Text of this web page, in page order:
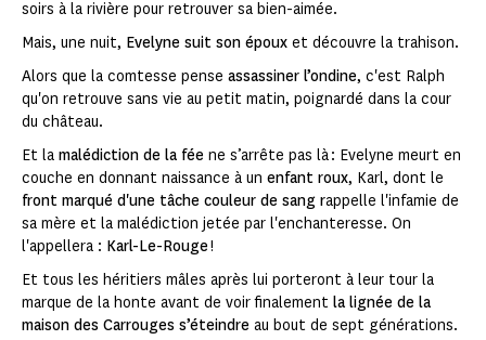
soirs à la rivière pour retrouver sa bien-aimée.
Mais, une nuit, Evelyne suit son époux et découvre la trahison.
Alors que la comtesse pense assassiner l’ondine, c'est Ralph
qu'on retrouve sans vie au petit matin, poignardé dans la cour
du château.
Et la malédiction de la fée ne s’arrête pas là : Evelyne meurt en
couche en donnant naissance à un enfant roux, Karl, dont le
front marqué d'une tâche couleur de sang rappelle l'infamie de
sa mère et la malédiction jetée par l'enchanteresse. On
l'appellera : Karl-Le-Rouge!
Et tous les héritiers mâles après lui porteront à leur tour la
marque de la honte avant de voir finalement la lignée de la
maison des Carrouges s’éteindre au bout de sept générations.